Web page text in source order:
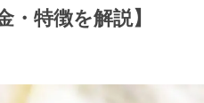
・特徴を解説】